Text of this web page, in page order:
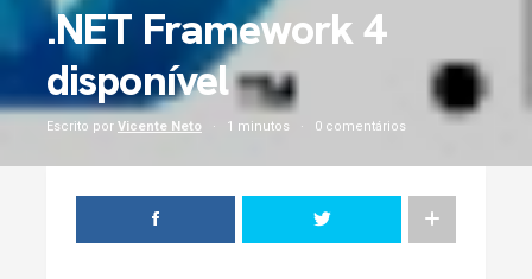
.NET Framework 4
disponível
Escrito por Vicente Neto 1 minutos 0 comentários